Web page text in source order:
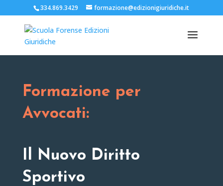
334.869.3429 formazione@edizionigiuridiche.it
Formazione per
Avvocati:
Il Nuovo Diritto
Sportivo